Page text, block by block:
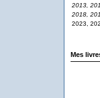
2013,
2018,
2023,
Mes